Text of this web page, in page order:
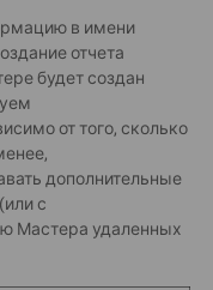
в имени
отчета
будет создан
от того, сколько
дополнительные
с
Мастера удаленных